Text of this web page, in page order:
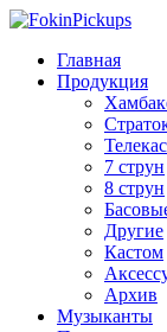
Главная
Продукция
7 струн
8 струн
Другие
Кастом
Архив
Музыканты